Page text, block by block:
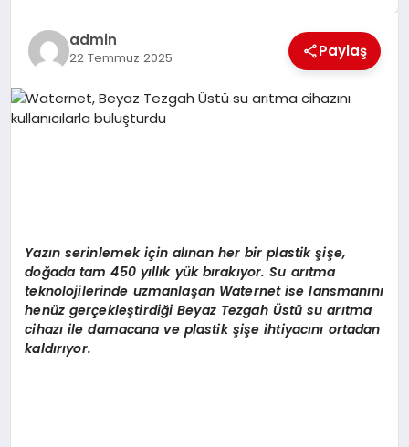
EKONOMI
EĞITIM
admin
22 Temmuz 2025 Paylaş
Yazın serinlemek için alınanher bir plastik şişe,
doğada tam 450 yıllıkyük bırakıyor. Su arıtma
teknolojilerinde uzmanlaşan Waternet ise lansmanını
henüz gerçekleştirdiği Beyaz Tezgah Üstüsu arıtma
cihazı ile damacana ve plastik şişe ihtiyacını ortadan
kaldırıyor.